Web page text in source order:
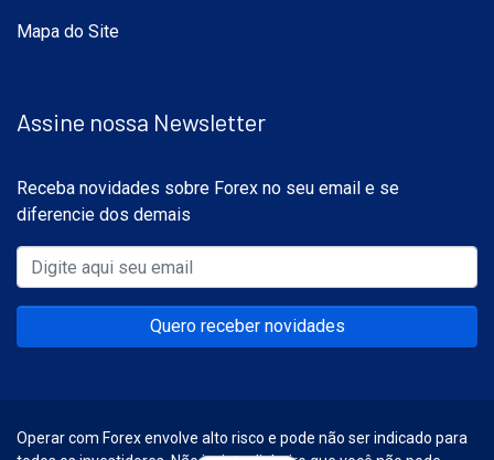
Mapa do Site
Assine nossa Newsletter
Receba novidades sobre Forex no seu email e se
diferencie dos demais
Quero receber novidades
Operar com Forex envolve alto risco e pode não ser indicado para